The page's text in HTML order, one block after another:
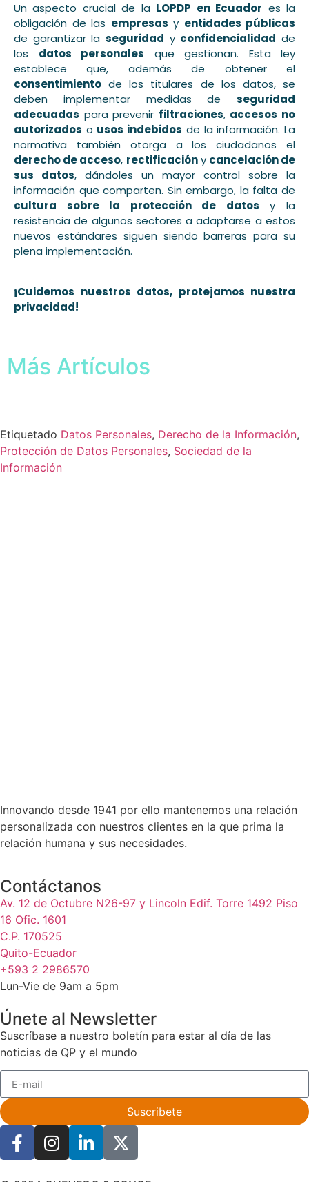
Un aspecto crucial de la LOPDP en Ecuador es la
obligación de las empresas y entidades públicas
de garantizar la seguridad y confidencialidad de
los datos personales que gestionan. Esta ley
establece que, además de obtener el
consentimiento de los titulares de los datos, se
deben implementar medidas de seguridad
adecuadas para prevenir filtraciones, accesos no
autorizados o usos indebidos de la información. La
normativa también otorga a los ciudadanos el
derecho de acceso, rectificacióny cancelación de
sus datos, dándoles un mayor control sobre la
información que comparten. Sin embargo, la falta de
cultura sobre la protección de datos y la
resistencia de algunos sectores a adaptarse a estos
nuevos estándares siguen siendo barreras para su
plena implementación.
¡Cuidemos nuestros datos, protejamos nuestra
privacidad!
Más Artículos
Etiquetado Datos Personales, Derecho de la Información,
Protección de Datos Personales, Sociedad de la
Información
Innovando desde 1941 por ello mantenemos una relación
personalizada con nuestros clientes en la que prima la
relación humana y sus necesidades.
Contáctanos
Av. 12 de Octubre N26-97 y Lincoln Edif. Torre 1492 Piso
16 Ofic. 1601
C.P. 170525
Quito-Ecuador
+593 2 2986570
Lun-Vie de 9am a 5pm
Únete al Newsletter
Suscríbase a nuestro boletín para estar al día de las
noticias de QP y el mundo
Suscribete